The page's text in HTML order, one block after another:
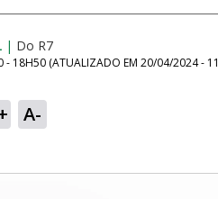
| Do R7
- 18H50 (ATUALIZADO EM 20/04/2024 -
A-